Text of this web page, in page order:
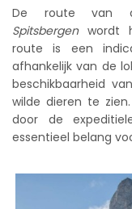
De route van
Spitsbergen wordt
route is een
afhankelijk van de
beschikbaarheid
wilde dieren te
door de
essentieel belang